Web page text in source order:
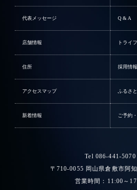
代表メッセージ Q & A
店舗情報 トライ
住所 採用情報
アクセスマップ ふるさ
新着情報 ご予約
Tel 086-441-5070
〒710-0055 岡山県倉敷市阿
営業時間：11:00～